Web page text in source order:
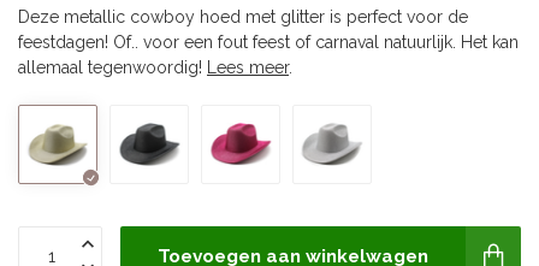
Deze metallic cowboy hoed met glitter is perfect voor de
feestdagen! Of.. voor een fout feest of carnaval natuurlijk. Het kan
allemaal tegenwoordig!
Lees meer.
Toevoegen aan winkelwagen